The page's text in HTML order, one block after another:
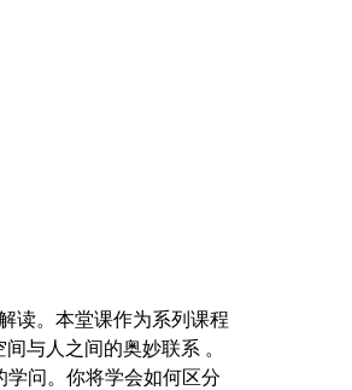
读。本堂课作为系列课程
与人之间的奥妙联系 。
问。你将学会如何区分